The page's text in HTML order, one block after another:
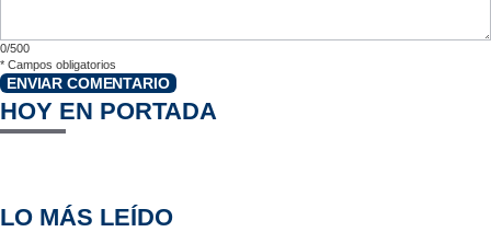
0/500
* Campos obligatorios
ENVIAR COMENTARIO
HOY EN PORTADA
LO MÁS LEÍDO